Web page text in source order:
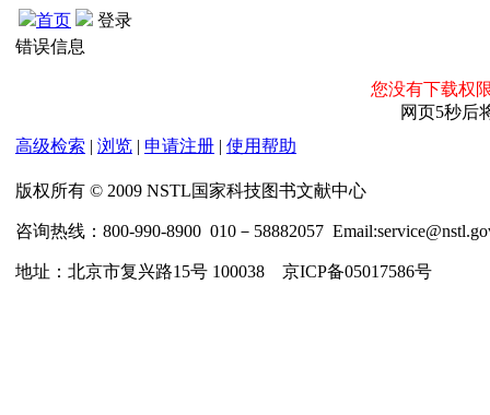
首页
登录
错误信息
您没有下载权
网页5秒后
高级检索 | 浏览 | 申请注册 | 使用帮助
版权所有 © 2009 NSTL国家科技图书文献中心
咨询热线：800-990-8900 010－58882057
地址：北京市复兴路15号 100038 京ICP备05017586号